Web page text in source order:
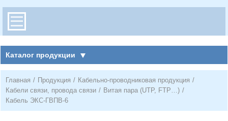
Каталог продукции
Главная / Продукция / Кабельно-проводниковая продукция /
Кабели связи, провода связи / Витая пара (UTP, FTP…) /
Кабель ЭКС-ГВПВ-6